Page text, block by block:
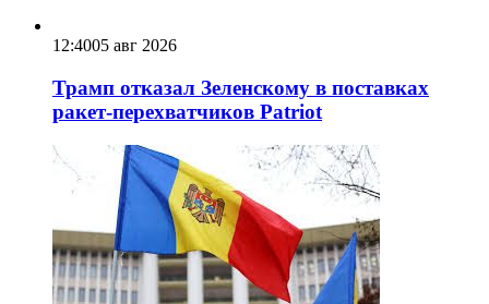
12:4005 авг 2026
Трамп отказал Зеленскому в поставках
ракет-перехватчиков Patriot